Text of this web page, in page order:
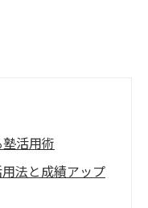
活用術
法と成績アップ